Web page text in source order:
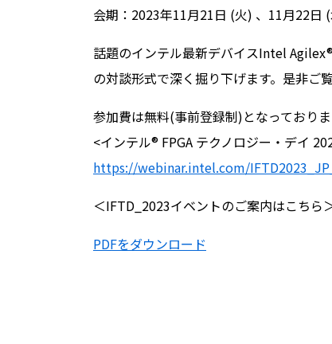
会期：2023年11月21日 (火) 、11月22日
話題のインテル最新デバイスIntel
の対談形式で深く掘り下げます。是非ご
参加費は無料(事前登録制)となっており
<インテル® FPGA テクノロジー・デイ
https://webinar.intel.com/
＜IFTD_2023イベントのご案内はこちら
PDFをダウンロード